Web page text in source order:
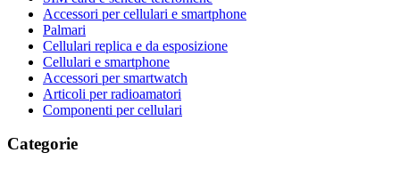
Accessori per cellulari e smartphone
Palmari
Cellulari replica e da esposizione
Cellulari e smartphone
Accessori per smartwatch
Articoli per radioamatori
Componenti per cellulari
Categorie